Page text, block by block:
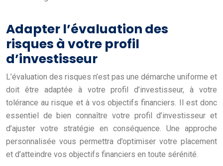
Adapter l’évaluation des
risques à votre profil
d’investisseur
L’évaluation des risques n’est pas une démarche uniforme et
doit être adaptée à votre profil d’investisseur, à votre
tolérance au risque et à vos objectifs financiers. Il est donc
essentiel de bien connaître votre profil d’investisseur et
d’ajuster votre stratégie en conséquence. Une approche
personnalisée vous permettra d’optimiser votre placement
et d’atteindre vos objectifs financiers en toute sérénité.